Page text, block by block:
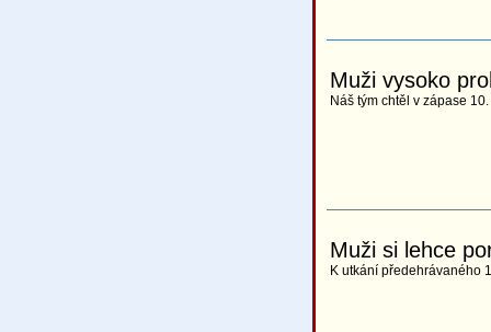
Muži vysoko
Náš tým chtěl v zápase
Muži si lehce
K utkání předehrávaného